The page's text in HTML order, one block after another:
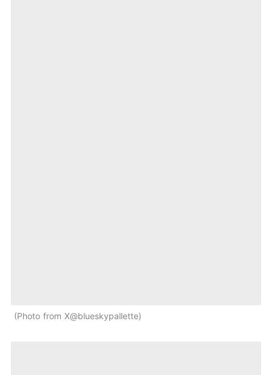
Photo from X@blueskypallette